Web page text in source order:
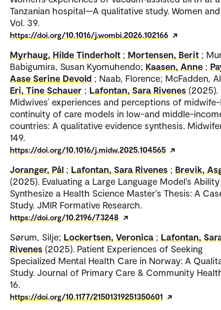
Tanzanian hospital—A qualitative study. Women
Vol. 39.
https://doi.org/10.1016/j.wombi.2026.102166
Myrhaug, Hilde Tinderholt ; Mortensen, Berit ;
Babigumira, Susan Kyomuhendo; Kaasen, Anne ;
Aase Serine Devold ; Naab, Florence; McFadden,
Eri, Tine Schauer ; Lafontan, Sara Rivenes (2025).
Midwives’ experiences and perceptions of
continuity of care models in low-and middle-
countries: A qualitative evidence synthesis.
149.
https://doi.org/10.1016/j.midw.2025.104565
Joranger, Pål ; Lafontan, Sara Rivenes ; Brevik,
(2025). Evaluating a Large Language Model's
Synthesize a Health Science Master's Thesis: A
Study. JMIR Formative Research.
https://doi.org/10.2196/73248
Sørum, Silje; Lockertsen, Veronica ; Lafontan,
Rivenes (2025). Patient Experiences of Seeking
Specialized Mental Health Care in Norway: A
Study. Journal of Primary Care & Community
16.
https://doi.org/10.1177/21501319251350601